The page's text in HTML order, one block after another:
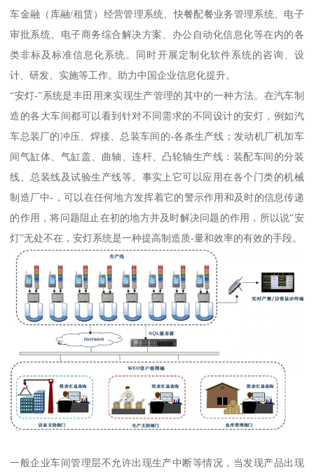
车金融（库融/租赁）经营管理系统、快餐配餐业务管理系统、电子
审批系统、电子商务综合解决方案、办公自动化信息化等在内的各
类非标及标准信息化系统。同时开展定制化软件系统的咨询、设
计、研发、实施等工作。助力中国企业信息化提升。
“安灯-”系统是丰田用来实现生产管理的其中的一种方法。在汽车制
造的各大车间都可以看到针对不同需求的不同设计的安灯，例如汽
车总装厂的冲压、焊接、总装车间的-各条生产线；发动机厂机加车
间气缸体、气缸盖、曲轴、连杆、凸轮轴生产线：装配车间的分装
线、总装线及试验生产线等。事实上它可以应用在各个门类的机械
制造厂中-，可以在任何地方发挥着它的警示作用和及时的信息传递
的作用，将问题阻止在初的地方并及时解决问题的作用，所以说“安
灯”无处不在，安灯系统是一种提高制造质-量和效率的有效的手段。
一般企业车间管理层不允许出现生产中断等情况，当发现产品出现